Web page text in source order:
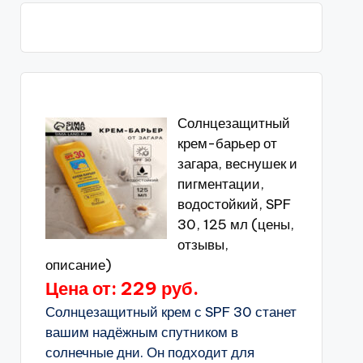
Солнцезащитный
крем-барьер от
загара, веснушек и
пигментации,
водостойкий, SPF
30, 125 мл (цены,
отзывы,
описание)
Цена от: 229 руб.
Солнцезащитный крем с SPF 30 станет
вашим надёжным спутником в
солнечные дни. Он подходит для